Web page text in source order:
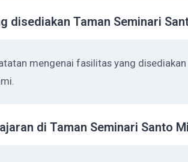
disediakan Taman Seminari
mengenai fasilitas yang
di Taman Seminari Santo